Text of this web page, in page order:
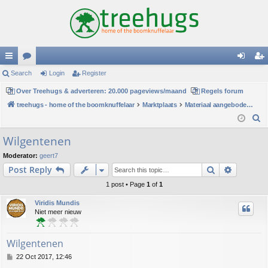
ui
ck
lin
ks
or
u
m
s
in
Search Login Register
Over Treehugs & adverteren: 20.000 pageviews/maand
Regels forum
treehugs - home of the boomknuffelaar
Marktplaats
Materiaal aangeboden/gezocht
Wilgentenen
Moderator: geert7
Post Reply Search
1 post • Page 1 of 1
Viridis Mundis
Niet meer nieuw
Wilgentenen
P22 Oct 2017, 12:46